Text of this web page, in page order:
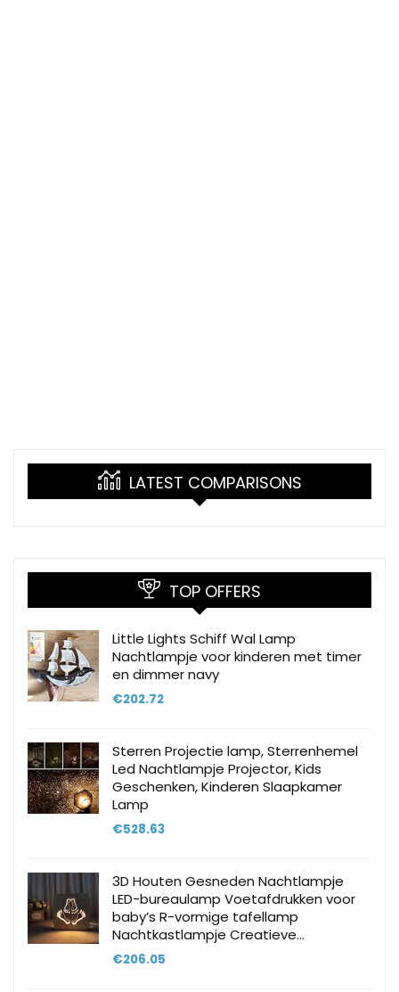
LATEST COMPARISONS
TOP OFFERS
Little Lights Schiff Wal Lamp
Nachtlampje voor kinderen met timer
en dimmer navy
€202.72
Sterren Projectie lamp, Sterrenhemel
Led Nachtlampje Projector, Kids
Geschenken, Kinderen Slaapkamer
Lamp
€528.63
3D Houten Gesneden Nachtlampje
LED-bureaulamp Voetafdrukken voor
baby’s R-vormige tafellamp
Nachtkastlampje Creatieve…
€206.05